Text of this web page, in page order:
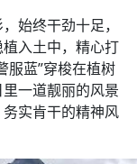
始终干劲十足，
入土中，精心打
服蓝”穿梭在植树
一道靓丽的风景
实肯干的精神风